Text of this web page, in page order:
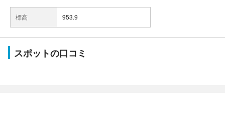
標高 953.9
スポットの口コミ